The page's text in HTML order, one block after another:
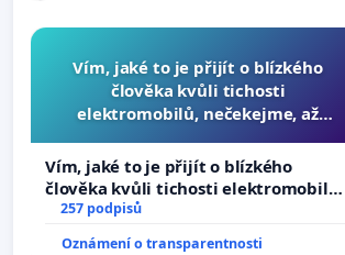
Vím, jaké to je přijít o blízkého
člověka kvůli tichosti
elektromobilů, nečekejme, až
auta!
Vím, jaké to je přijít o blízkého
člověka kvůli tichosti elektromobilů,
nečekejme, až přibydou další,
zaveďme slyšitelná auta!
257 podpisů
Oznámení o transparentnosti